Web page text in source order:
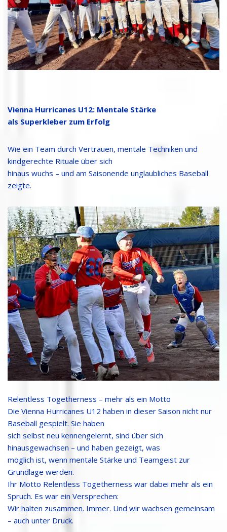
Vienna Hurricanes U12: Mentale Stärke
als Superkleber zum Erfolg
Wie ein Team durch Vertrauen, mentale Techniken und
kindgerechte Rituale über sich
hinaus wuchs – und am Saisonende unglaubliches Baseball
zeigte.
Relentless Togetherness – mehr als ein Motto
Die Vienna Hurricanes U12 haben in dieser Saison nicht nur
Baseball gespielt. Sie haben
sich selbst neu kennengelernt, sind über sich
hinausgewachsen – und haben gezeigt, was
möglich ist, wenn mentale Stärke und Teamgeist zur
Grundlage werden.
Ihr Motto Relentless Togetherness war dabei mehr als ein
Spruch. Es war ein Versprechen:
Wir halten zusammen. Immer. Und wir wachsen gemeinsam
– auch unter Druck.